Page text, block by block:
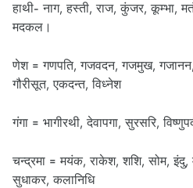
हाथी- नाग, हस्ती, राज, कुंजर, कूम्भा,
मदकल।
णेश = गणपति, गजवदन, गजमुख, गजानन,
गौरीसूत, एकदन्त, विध्नेश
गंगा = भागीरथी, देवापगा, सुरसरि,
चन्द्रमा = मयंक, राकेश, शशि, सोम,
सुधाकर, कलानिधि